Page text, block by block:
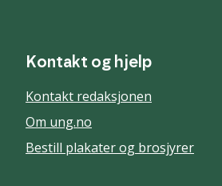
Kontakt og hjelp
Kontakt redaksjonen
Om ung.no
Bestill plakater og brosjyrer